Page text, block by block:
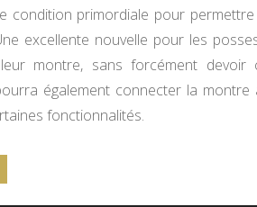
condition primordiale pour
excellente nouvelle pour les
montre, sans forcément
également connecter la
fonctionnalités.